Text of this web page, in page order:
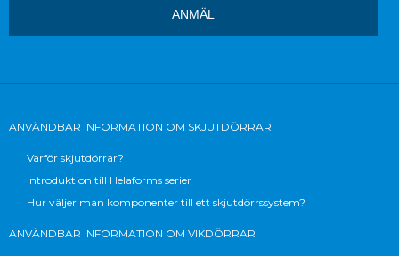
ANVÄNDBAR INFORMATION OM SKJUTDÖRRAR
Varför skjutdörrar?
Introduktion till Helaforms serier
Hur väljer man komponenter till ett skjutdörrssystem?
ANVÄNDBAR INFORMATION OM VIKDÖRRAR